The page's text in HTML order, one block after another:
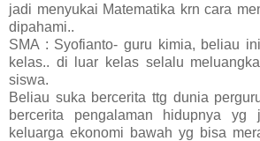
jadi menyukai Matematika krn cara
dipahami..
SMA : Syofianto- guru kimia, beliau
kelas.. di luar kelas selalu
siswa.
Beliau suka bercerita ttg dunia
bercerita pengalaman hidupnya yg
keluarga ekonomi bawah yg bisa